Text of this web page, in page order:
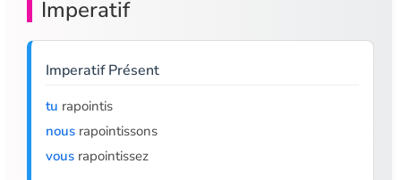
Imperatif
Imperatif Présent
tu rapointis
nous rapointissons
vous rapointissez